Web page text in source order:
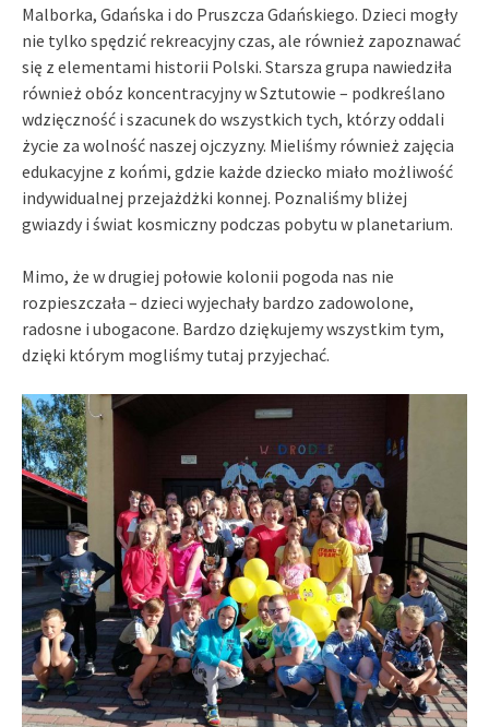
Malborka, Gdańska i do Pruszcza Gdańskiego. Dzieci mogły
nie tylko spędzić rekreacyjny czas, ale również zapoznawać
się z elementami historii Polski. Starsza grupa nawiedziła
również obóz koncentracyjny w Sztutowie – podkreślano
wdzięczność i szacunek do wszystkich tych, którzy oddali
życie za wolność naszej ojczyzny. Mieliśmy również zajęcia
edukacyjne z końmi, gdzie każde dziecko miało możliwość
indywidualnej przejażdżki konnej. Poznaliśmy bliżej
gwiazdy i świat kosmiczny podczas pobytu w planetarium.
Mimo, że w drugiej połowie kolonii pogoda nas nie
rozpieszczała – dzieci wyjechały bardzo zadowolone,
radosne i ubogacone. Bardzo dziękujemy wszystkim tym,
dzięki którym mogliśmy tutaj przyjechać.